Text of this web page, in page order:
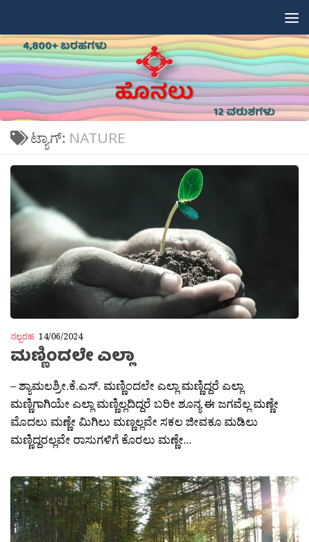
ಟ್ಯಾಗ್: NATURE
ನಲ್ಬರಹ 14/06/2024
ಮಣ್ಣಿಂದಲೇ ಎಲ್ಲಾ
– ಶ್ಯಾಮಲಶ್ರೀ.ಕೆ.ಎಸ್. ಮಣ್ಣಿಂದಲೇ ಎಲ್ಲಾ ಮಣ್ಣಿದ್ದರೆ ಎಲ್ಲಾ
ಮಣ್ಣಿಗಾಗಿಯೇ ಎಲ್ಲಾ ಮಣ್ಣಿಲ್ಲದಿದ್ದರೆ ಬರೀ ಶೂನ್ಯ ಈ ಜಗವೆಲ್ಲ ಮಣ್ಣೇ
ಮೊದಲು ಮಣ್ಣೇ ಮಿಗಿಲು ಮಣ್ಣಲ್ಲವೇ ಸಕಲ ಜೀವಕೂ ಮಡಿಲು
ಮಣ್ಣಿದ್ದರಲ್ಲವೇ ರಾಸುಗಳಿಗೆ ಕೊರಲು ಮಣ್ಣೇ...